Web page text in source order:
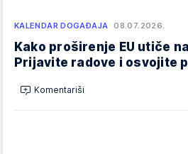
KALENDAR DOGAĐAJA 08.07.2026.
Kako proširenje EU utiče
Prijavite radove i osvojite
Komentariši